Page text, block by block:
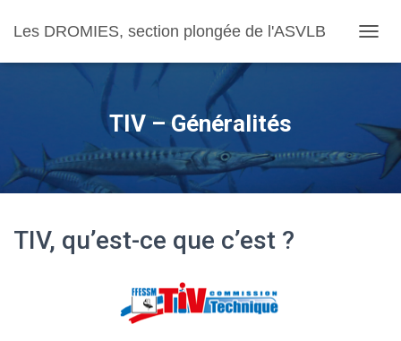
Les DROMIES, section plongée de l'ASVLB
TIV – Généralités
TIV, qu’est-ce que c’est ?